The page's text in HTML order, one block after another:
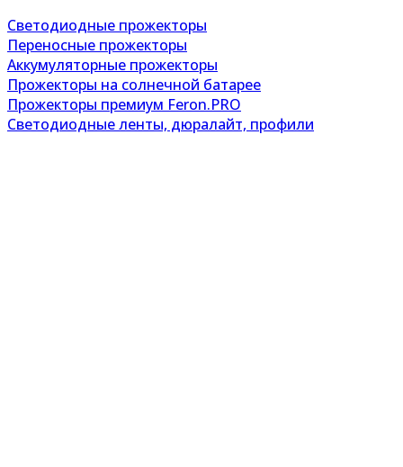
Светодиодные прожекторы
Переносные прожекторы
Аккумуляторные прожекторы
Прожекторы на солнечной батарее
Прожекторы премиум Feron.PRO
Светодиодные ленты, дюралайт, профили